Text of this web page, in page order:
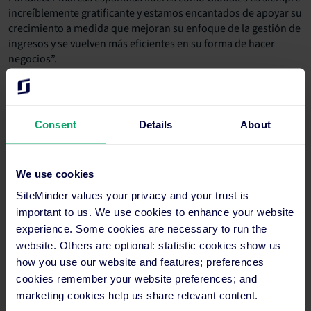
Consent Details About
We use cookies
SiteMinder values your privacy and your trust is
important to us. We use cookies to enhance your website
experience. Some cookies are necessary to run the
website. Others are optional: statistic cookies show us
how you use our website and features; preferences
cookies remember your website preferences; and
marketing cookies help us share relevant content.
increíblemente gratificante y estamos encantados de apoyar su
crecimiento a medida que mejoran su enfoque de la gestión de
ingresos y se vuelven más eficientes en su forma de hacer
negocios”.
Fundada en 1967, Globales cuenta con 54 propiedades en las
Nicaragua y Argentina. Cuenta con un equipo de 3.000
Contacto para medios
+61 2 9056 7415
media@siteminder.com
Acerca de SiteMinder
SiteMinder Limited (ASX:SDR) es el nombre detrás de
SiteMinder, la única plataforma de software que desbloquea el
potencial de ingresos de hoteles, y de Little Hotelier, un